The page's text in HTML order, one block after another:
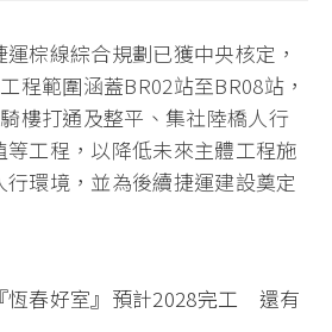
棕線綜合規劃已獲中央核定，
程範圍涵蓋BR02站至BR08站，
樓打通及整平、集社陸橋人行
工程，以降低未來主體工程施
環境，並為後續捷運建設奠定
恆春好室』預計2028完工 還有